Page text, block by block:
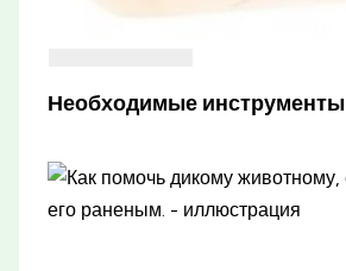
Необходимые инструменты